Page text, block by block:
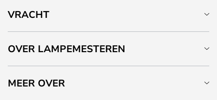
VRACHT
OVER LAMPEMESTEREN
MEER OVER